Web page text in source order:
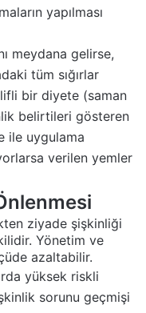
yapılması
meydana gelirse,
tüm sığırlar
lifli bir diyete (saman
belirtileri gösteren
ile uygulama
verilen yemler
ziyade şişkinliği
Yönetim ve
azaltabilir.
yüksek riskli
sorunu geçmişi